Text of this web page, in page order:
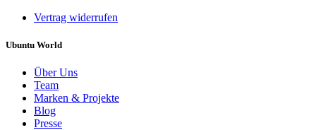
Vertrag widerrufen
Ubuntu World
Über Uns
Team
Marken & Projekte
Blog
Presse